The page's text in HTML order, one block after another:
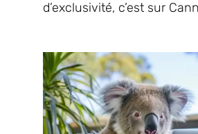
d’exclusivité, c’est sur